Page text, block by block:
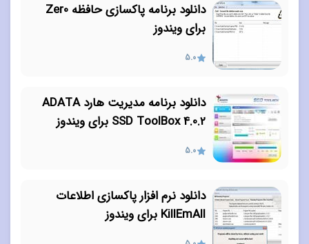
دانلود برنامه پاکسازی حافظه Zer0
برای ویندوز
5.0
دانلود برنامه مدیریت هارد ADATA
SSD ToolBox 4.0.2 برای ویندوز
5.0
دانلود نرم افزار پاکسازی اطلاعات
KillEmAll برای ویندوز